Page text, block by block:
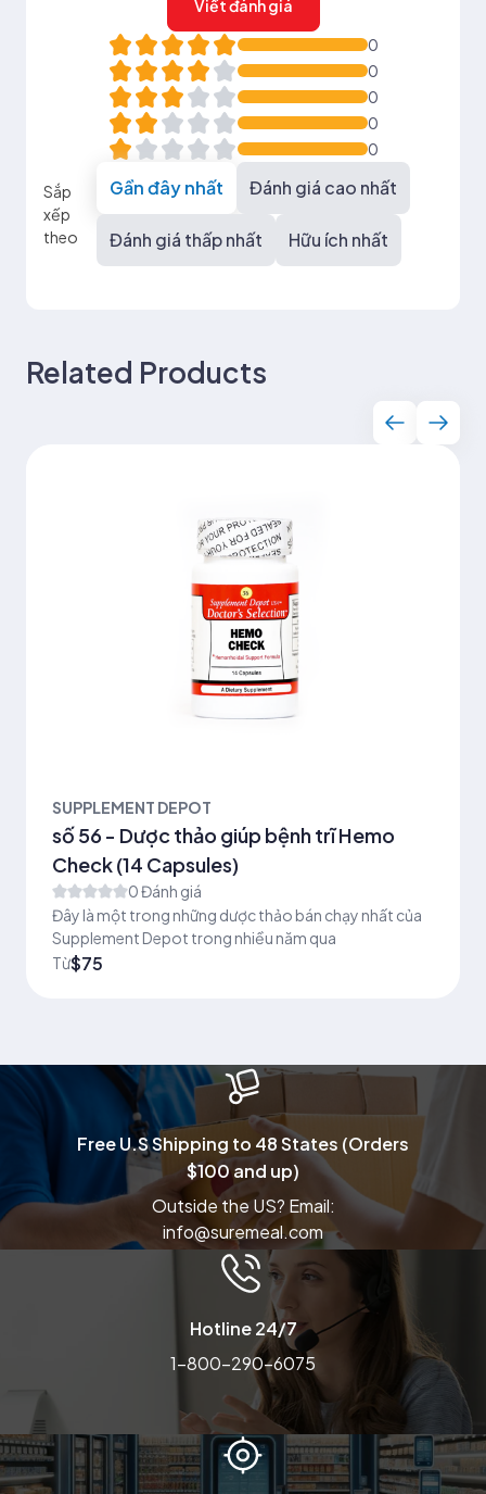
Viết đánh giá
0
0
0
0
0
Sắp
xếp
theo
Gần đây nhất Đánh giá cao nhất
Đánh giá thấp nhất Hữu ích nhất
Related Products
SUPPLEMENT DEPOT
số 56 - Dược thảo giúp bệnh trĩ Hemo
Check (14 Capsules)
0 Đánh giá
Đây là một trong những dược thảo bán chạy nhất của
Supplement Depot trong nhiều năm qua
Từ$75
Free U.S Shipping to 48 States (Orders
$100 and up)
Outside the US? Email:
info@suremeal.com
Hotline 24/7
1-800-290-6075